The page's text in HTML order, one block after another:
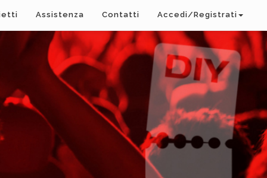
Assistenza Contatti Accedi/Registrati